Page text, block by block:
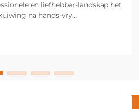
en liefhebber-landskap het
na hands-vry
en persoonlike toepassings.